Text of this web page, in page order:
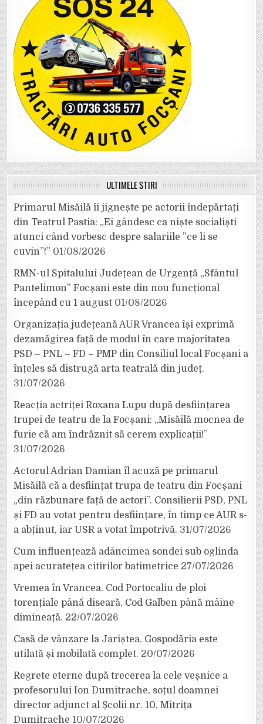
ULTIMELE ȘTIRI
Primarul Misăilă îi jignește pe actorii îndepărtați
din Teatrul Pastia: „Ei gândesc ca niște socialiști
atunci când vorbesc despre salariile ”ce li se
cuvin”!” 01/08/2026
RMN-ul Spitalului Județean de Urgență „Sfântul
Pantelimon” Focșani este din nou funcțional
începând cu 1 august 01/08/2026
Organizația județeană AUR Vrancea își exprimă
dezamăgirea față de modul în care majoritatea
PSD – PNL – FD – PMP din Consiliul local Focșani a
înțeles să distrugă arta teatrală din județ.
31/07/2026
Reacția actriței Roxana Lupu după desființarea
trupei de teatru de la Focșani: „Misăilă mocnea de
furie că am îndrăznit să cerem explicații!”
31/07/2026
Actorul Adrian Damian îl acuză pe primarul
Misăilă că a desființat trupa de teatru din Focșani
„din răzbunare față de actori”. Consilierii PSD, PNL
și FD au votat pentru desființare, în timp ce AUR s-
a abținut, iar USR a votat împotrivă. 31/07/2026
Cum influențează adâncimea sondei sub oglinda
apei acuratețea citirilor batimetrice 27/07/2026
Vremea în Vrancea. Cod Portocaliu de ploi
torențiale până diseară, Cod Galben până mâine
dimineață. 22/07/2026
Casă de vânzare la Jariștea. Gospodăria este
utilată și mobilată complet. 20/07/2026
Regrete eterne după trecerea la cele veșnice a
profesorului Ion Dumitrache, soțul doamnei
director adjunct al Școlii nr. 10, Mitrița
Dumitrache 10/07/2026